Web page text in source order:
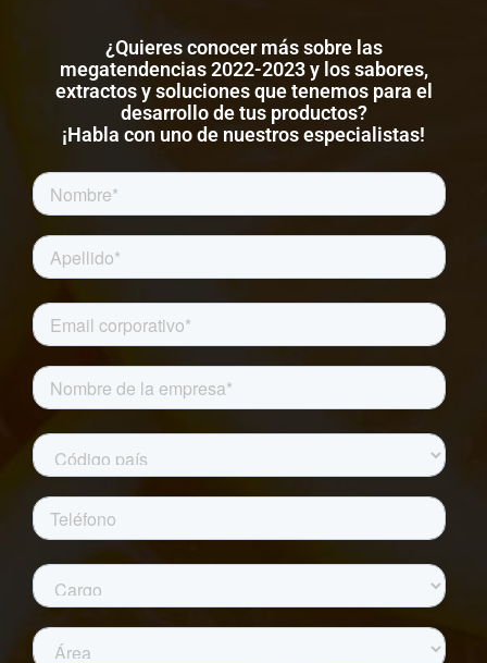
¿Quieres conocer más sobre las
megatendencias 2022-2023 y los sabores,
extractos y soluciones que tenemos para el
desarrollo de tus productos?
¡Habla con uno de nuestros especialistas!